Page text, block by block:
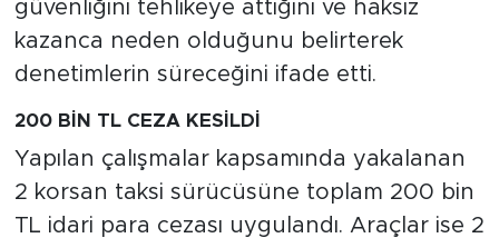
güvenliğini tehlikeye attığını ve haksız
kazanca neden olduğunu belirterek
denetimlerin süreceğini ifade etti.
200 BİN TL CEZA KESİLDİ
Yapılan çalışmalar kapsamında yakalanan
2 korsan taksi sürücüsüne toplam 200 bin
TL idari para cezası uygulandı. Araçlar ise 2